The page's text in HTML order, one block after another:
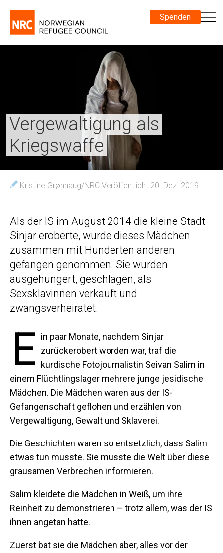
Spenden
Vergewaltigung als
Kriegswaffe
Kristine Grønhaug/NRC Veröffentlicht 20. Dez. 2019
Als der IS im August 2014 die kleine Stadt
Sinjar eroberte, wurde dieses Mädchen
zusammen mit Hunderten anderen
gefangen genommen. Sie wurden
ausgehungert, geschlagen, als
Sexsklavinnen verkauft und
zwangsverheiratet.
E in paar Monate, nachdem Sinjar
zurückerobert worden war, traf die
kurdische Fotojournalistin Seivan Salim in
einem Flüchtlingslager mehrere junge jesidische
Mädchen. Die Mädchen waren aus der IS-
Gefangenschaft geflohen und erzählen von
Vergewaltigung, Gewalt und Sklaverei.
Die Geschichten waren so entsetzlich, dass Salim
etwas tun musste. Sie musste die Welt über diese
grausamen Verbrechen informieren.
Salim kleidete die Mädchen in Weiß, um ihre
Reinheit zu demonstrieren – trotz allem, was der IS
ihnen angetan hatte.
Zuerst bat sie die Mädchen aber, alles vor der